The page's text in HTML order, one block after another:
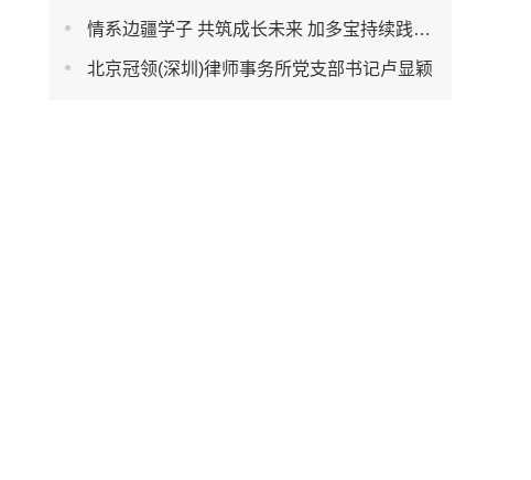
情系边疆学子 共筑成长未来 加多宝持续践行教育公益责任
北京冠领(深圳)律师事务所党支部书记卢显颖